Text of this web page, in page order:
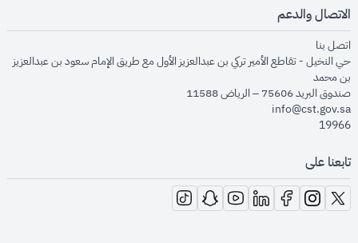
الاتصال والدعم
اتصل بنا
حي النخيل - تقاطع الأمير تركي بن عبدالعزيز الأول مع طريق الإمام سعود بن عبدالعزيز
بن محمد
صندوق البريد 75606 – الرياض 11588
info@cst.gov.sa
19966
تابعنا على
opens in new window
opens in new window
opens in new window
opens in new window
opens in new window
opens in new window
opens in new window